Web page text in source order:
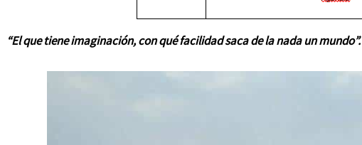
“El que tiene imaginación,con qué facilidad saca de la nada un mundo”.